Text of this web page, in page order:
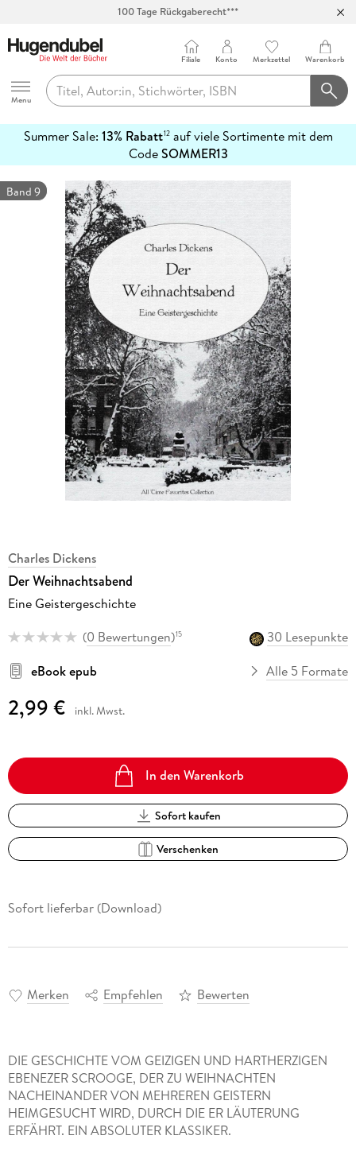
100 Tage Rückgaberecht***
Hugendubel
Menu
Filiale Konto Merkzettel Warenkorb
Summer Sale: 13% Rabatt12auf viele Sortimente mit dem
CodeSOMMER13
erfahren
Band 9
Charles Dickens
Der Weihnachtsabend
Eine Geistergeschichte
(0 Bewertungen)15
30 Lesepunkte
eBook epub
Alle 5 Formate
2,99 € inkl. Mwst.
In den Warenkorb
Sofort kaufen
Verschenken
Sofort lieferbar (Download)
Merken Empfehlen Bewerten
DIE GESCHICHTE VOM GEIZIGEN UND HARTHERZIGEN
EBENEZER SCROOGE, DER ZU WEIHNACHTEN
NACHEINANDER VON MEHREREN GEISTERN
HEIMGESUCHT WIRD, DURCH DIE ER LÄUTERUNG
ERFÄHRT. EIN ABSOLUTER KLASSIKER.